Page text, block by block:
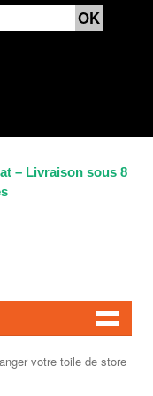
– Livraison sous 8
votre toile de store